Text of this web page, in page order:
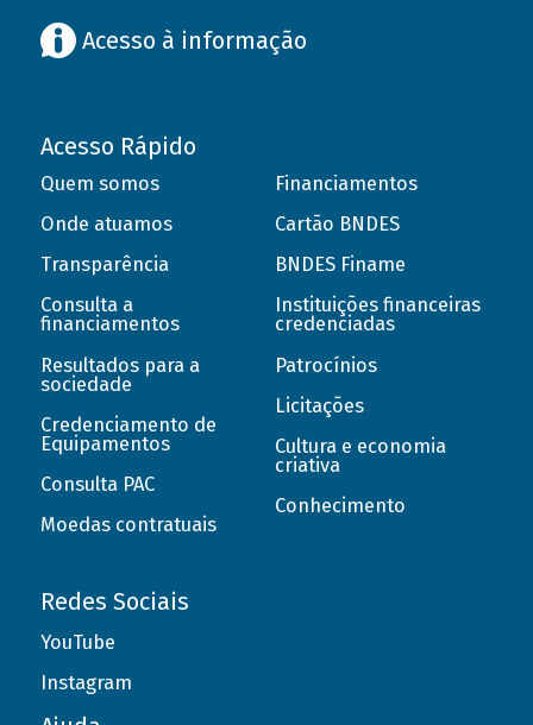
Acesso à informação
Acesso Rápido
Quem somos
Onde atuamos
Transparência
Consulta a
financiamentos
Resultados para a
sociedade
Credenciamento de
Equipamentos
Consulta PAC
Moedas contratuais
Financiamentos
Cartão BNDES
BNDES Finame
Instituições financeiras
credenciadas
Patrocínios
Licitações
Cultura e economia
criativa
Conhecimento
Redes Sociais
YouTube
Instagram